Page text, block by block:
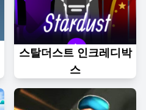
스탈더스트 인크레디박
스